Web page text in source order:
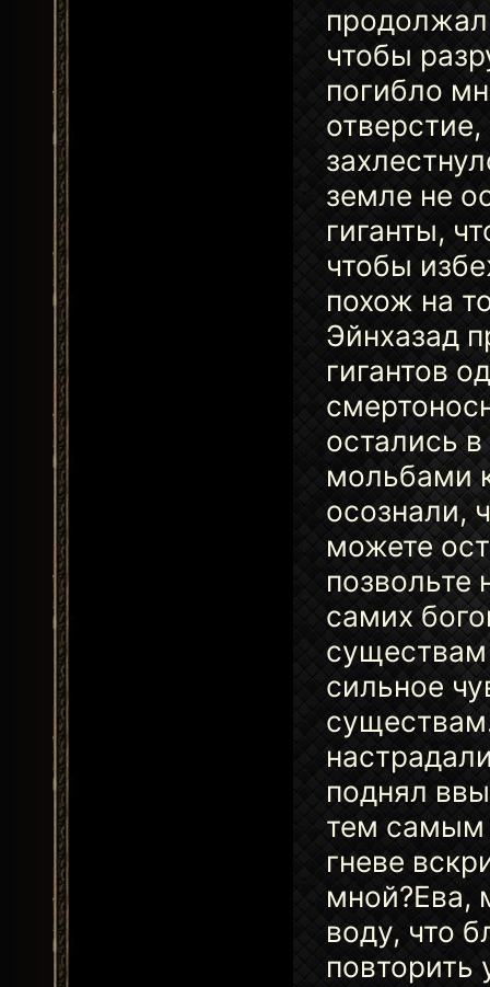
чтобы
погибло
земле не
гиганты,
чтобы
похож на
Эйнхазад
гигантов
остались
мольбами
осознали,
можете
позвольте
самих
существам
сильное
поднял
тем самым
гневе
мной?Ева,
воду, что
повторить